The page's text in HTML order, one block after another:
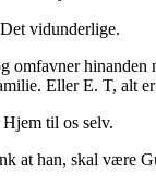
vidunderlige.
omfavner
Eller E. T, alt er
til os selv.
at han, skal være